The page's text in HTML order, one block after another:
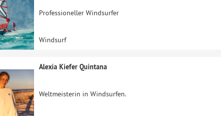
Professioneller Windsurfer
Windsurf
Alexia Kiefer Quintana
Weltmeisterin in Windsurfen.